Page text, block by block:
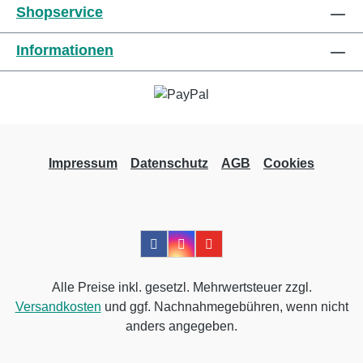
Informationen des Herstellers Kaufen Sie jetzt
Urgolast Universal online bei uns und
profitieren Sie von unserem schnellen
Versand und unserem hervorragenden
Shopservice
Informationen
Impressum Datenschutz AGB Cookies
Alle Preise inkl. gesetzl. Mehrwertsteuer zzgl.
Versandkosten und ggf. Nachnahmegebühren, wenn nicht
anders angegeben.